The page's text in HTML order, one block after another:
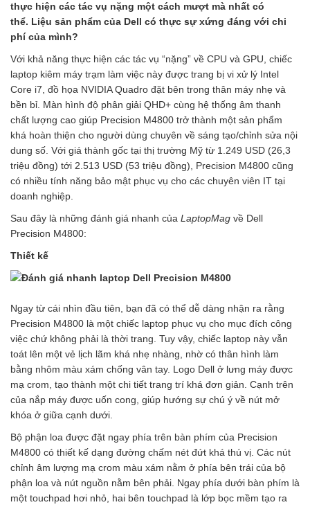
thực hiện các tác vụ nặng một cách mượt mà nhất có
thể. Liệu sản phẩm của Dell có thực sự xứng đáng với chi
phí của mình?
Với khả năng thực hiện các tác vụ “nặng” về CPU và GPU, chiếc
laptop kiêm máy trạm làm việc này được trang bị vi xử lý Intel
Core i7, đồ họa NVIDIA Quadro đặt bên trong thân máy nhẹ và
bền bỉ. Màn hình độ phân giải QHD+ cùng hệ thống âm thanh
chất lượng cao giúp Precision M4800 trở thành một sản phẩm
khá hoàn thiện cho người dùng chuyên về sáng tạo/chỉnh sửa nội
dung số. Với giá thành gốc tại thị trường Mỹ từ 1.249 USD (26,3
triệu đồng) tới 2.513 USD (53 triệu đồng), Precision M4800 cũng
có nhiều tính năng bảo mật phục vụ cho các chuyên viên IT tại
doanh nghiệp.
Sau đây là những đánh giá nhanh của LaptopMag về Dell
Precision M4800:
Thiết kế
Ngay từ cái nhìn đầu tiên, bạn đã có thể dễ dàng nhận ra rằng
Precision M4800 là một chiếc laptop phục vụ cho mục đích công
việc chứ không phải là thời trang. Tuy vậy, chiếc laptop này vẫn
toát lên một vẻ lịch lãm khá nhẹ nhàng, nhờ có thân hình làm
bằng nhôm màu xám chống vân tay. Logo Dell ở lưng máy được
mạ crom, tạo thành một chi tiết trang trí khá đơn giản. Cạnh trên
của nắp máy được uốn cong, giúp hướng sự chú ý về nút mở
khóa ở giữa cạnh dưới.
Bộ phận loa được đặt ngay phía trên bàn phím của Precision
M4800 có thiết kế dạng đường chấm nét đứt khá thú vị. Các nút
chỉnh âm lượng mạ crom màu xám nằm ở phía bên trái của bộ
phận loa và nút nguồn nằm bên phải. Ngay phía dưới bàn phím là
một touchpad hơi nhỏ, hai bên touchpad là lớp bọc mềm tạo ra